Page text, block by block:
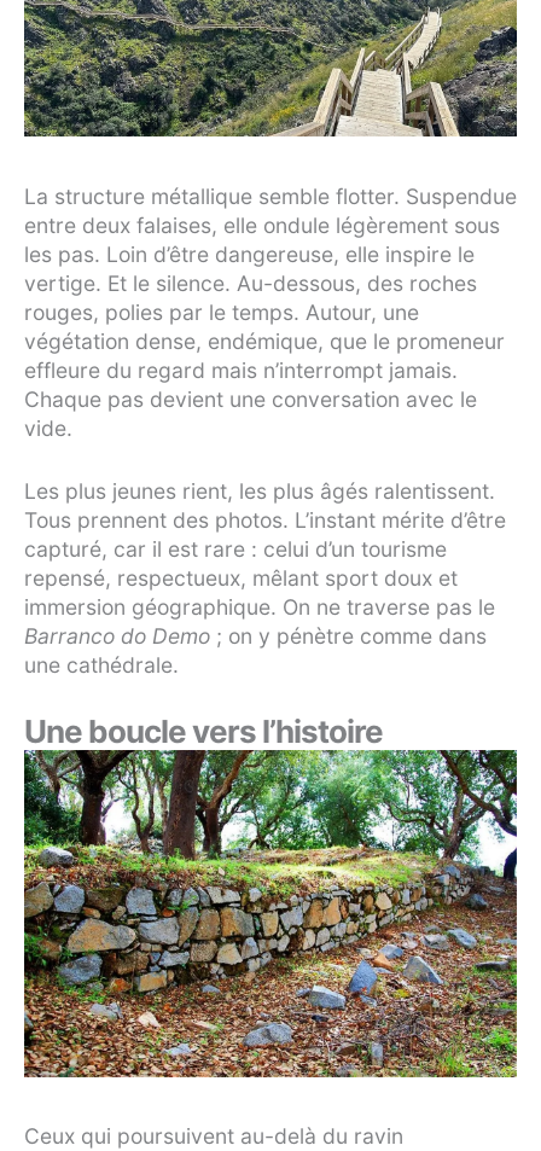
La structure métallique semble flotter. Suspendue
entre deux falaises, elle ondule légèrement sous
les pas. Loin d’être dangereuse, elle inspire le
vertige. Et le silence. Au-dessous, des roches
rouges, polies par le temps. Autour, une
végétation dense, endémique, que le promeneur
effleure du regard mais n’interrompt jamais.
Chaque pas devient une conversation avec le
vide.
Les plus jeunes rient, les plus âgés ralentissent.
Tous prennent des photos. L’instant mérite d’être
capturé, car il est rare : celui d’un tourisme
repensé, respectueux, mêlant sport doux et
immersion géographique. On ne traverse pas le
Barranco do Demo ; on y pénètre comme dans
une cathédrale.
Une boucle vers l’histoire
Ceux qui poursuivent au-delà du ravin